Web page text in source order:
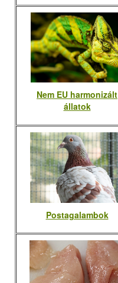
Nem EU harmonizált
állatok
Postagalambok